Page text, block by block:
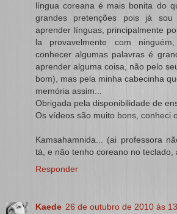
língua coreana é mais bonita do
grandes pretenções pois já
aprender línguas, principalmente
la provavelmente com
conhecer algumas palavras é
aprender alguma coisa, não pelo
bom), mas pela minha cabecinha
memória assim...
Obrigada pela disponibilidade de
Os vídeos são muito bons, conheci
Kamsahamnida... (ai professora
tá, e não tenho coreano no teclado,
Responder
Kaede 26 de outubro de 2010 às